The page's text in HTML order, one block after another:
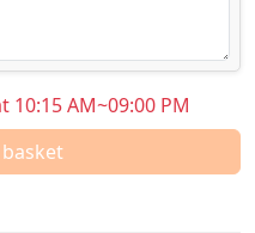
AM~09:00 PM